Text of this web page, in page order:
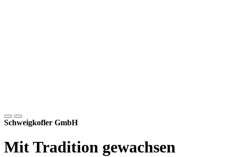
Schweigkofler GmbH
Mit Tradition gewachsen